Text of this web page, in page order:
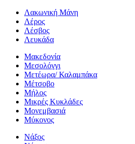
Λακωνική Μάνη
Λέρος
Λέσβος
Λευκάδα
Μακεδονία
Μεσολόγγι
Μετέωρα/ Καλαμπάκα
Μέτσοβο
Μήλος
Μικρές Κυκλάδες
Μονεμβασιά
Μύκονος
Νάξος